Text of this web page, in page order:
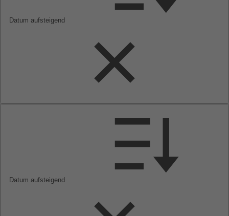
Datum aufsteigend
Datum aufsteigend